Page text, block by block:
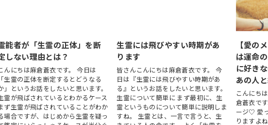
能者が「生霊の正体」を断
しない理由とは？
んにちは麻倉蒼衣です。 今日は
「生霊の正体を断定するとどうなる
」というお話をしたいと思います。
霊が飛ばされているとわかるケース
ず生霊が飛ばされていることがわか
場合ですが、はじめから生霊を疑っ
生霊には飛びやすい時期があ
ります
皆さんこんにちは麻倉蒼衣です。 今
日は『生霊には飛びやすい時期があ
る』というお話をしたいと思います。
生霊について簡単に まず最初に、生
霊というものについて簡単に説明しま
すね。 生霊とは、一言で言うと、生
【愛の
は運命
に好き
あの人
こんにち
倉蒼衣で
ージ♡ 愛
りますよ